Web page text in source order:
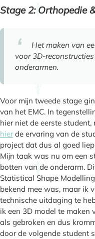
Stage 2: Orthopedie
Het maken van
voor 3D-
onderarmen.
Voor mijn tweede stage
van het EMC. In
hier niet de eerste student,
hierde ervaring van de
project dat dus al goed
Mijn taak was nu om een
botten van de onderarm.
Statistical Shape
bekend mee was, maar ik
technische uitdaging te
ik een 3D model te maken
als gebroken en dus
door de volgende student